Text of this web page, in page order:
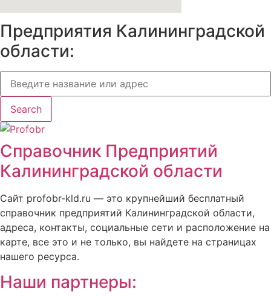
Предприятия Калининградской
области:
Search
Справочник Предприятий
Калининградской области
Сайт profobr-kld.ru — это крупнейший бесплатный
справочник предприятий Калининградской области,
адреса, контакты, социальные сети и расположение на
карте, все это и не только, вы найдете на страницах
нашего ресурса.
Наши партнеры: